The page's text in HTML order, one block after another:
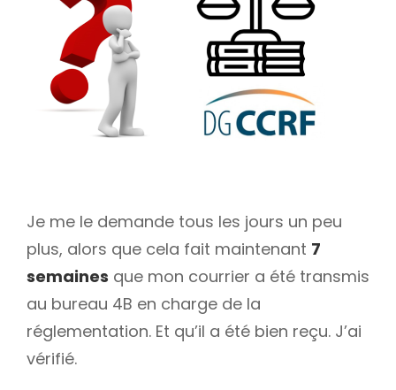
Je me le demande tous les jours un peu
plus, alors que cela fait maintenant 7
semaines que mon courrier a été transmis
au bureau 4B en charge de la
réglementation. Et qu’il a été bien reçu. J’ai
vérifié.